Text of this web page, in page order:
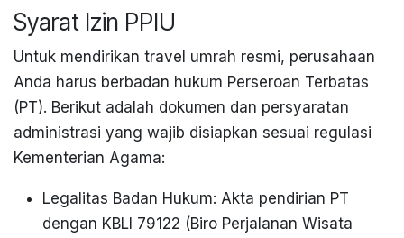
Syarat Izin PPIU
Untuk mendirikan travel umrah resmi, perusahaan
Anda harus berbadan hukum Perseroan Terbatas
(PT). Berikut adalah dokumen dan persyaratan
administrasi yang wajib disiapkan sesuai regulasi
Kementerian Agama:
Legalitas Badan Hukum: Akta pendirian PT
dengan KBLI 79122 (Biro Perjalanan Wisata